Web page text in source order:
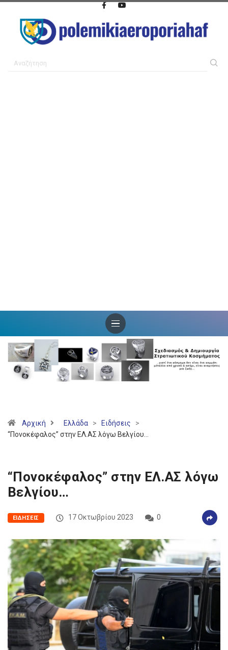
Αρχική Ελλάδα > Ειδήσεις
>
“Πονοκέφαλος” στην ΕΛ.ΑΣ λόγω Βελγίου…
“Πονοκέφαλος” στην ΕΛ.ΑΣ λόγω
Βελγίου…
ΕΙΔΉΣΕΙΣ 17 Οκτωβρίου 2023 0